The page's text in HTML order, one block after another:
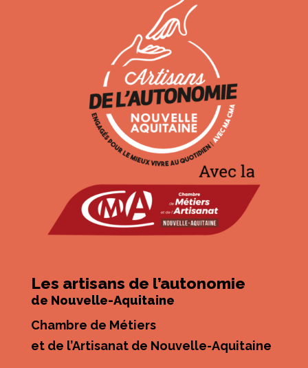
Les artisans de l’autonomie
de Nouvelle-Aquitaine
Chambre de Métiers
et de l’Artisanat de Nouvelle-Aquitaine